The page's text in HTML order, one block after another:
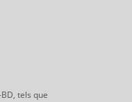
tels que